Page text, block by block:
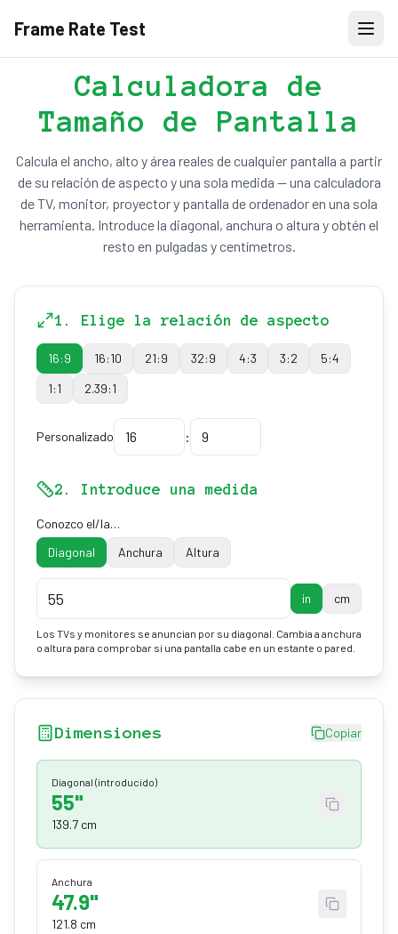
Frame Rate Test
Calculadora de
Tamaño de Pantalla
Calcula el ancho, alto y área reales de cualquier pantalla a partir
de su relación de aspecto y una sola medida — una calculadora
de TV, monitor, proyector y pantalla de ordenador en una sola
herramienta. Introduce la diagonal, anchura o altura y obtén el
resto en pulgadas y centímetros.
1. Elige la relación de aspecto
16:9 16:10 21:9 32:9 4:3 3:2
5:4
1:1
2.39:1
Personalizado :
2. Introduce una medida
Conozco el/la…
Diagonal
Anchura Altura
in cm
Los TVs y monitores se anuncian por su diagonal. Cambia a anchura
o altura para comprobar si una pantalla cabe en un estante o pared.
Dimensiones Copiar
Diagonal (introducido)
55"
139.7 cm
Anchura
47.9"
121.8 cm